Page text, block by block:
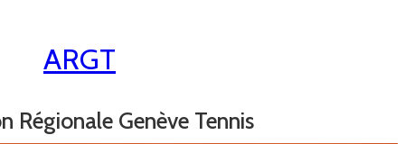
ARGT
Régionale Genève Tennis